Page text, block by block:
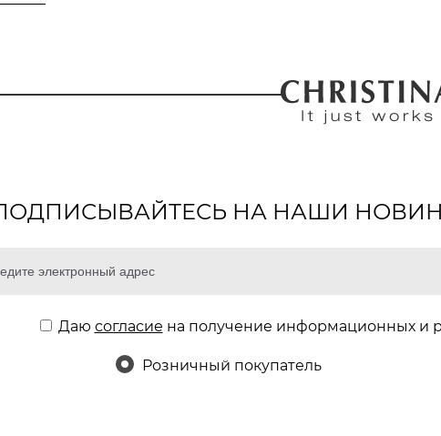
НА НАШИ
Даю согласие на получение информационных и
Розничный покупатель